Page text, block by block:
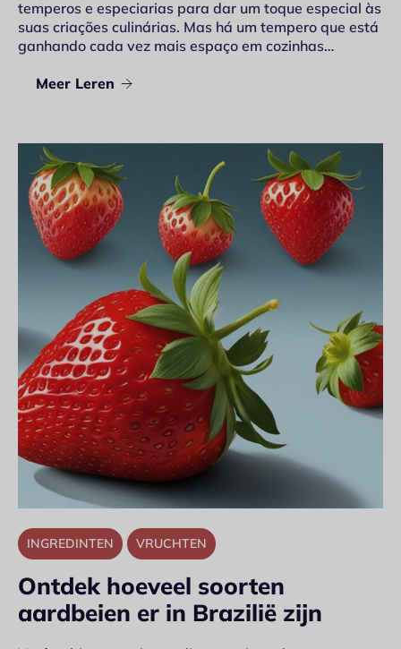
temperos e especiarias para dar um toque especial às
suas criações culinárias. Mas há um tempero que está
ganhando cada vez mais espaço em cozinhas…
Meer Leren
INGREDINTEN VRUCHTEN
Ontdek hoeveel soorten
aardbeien er in Brazilië zijn